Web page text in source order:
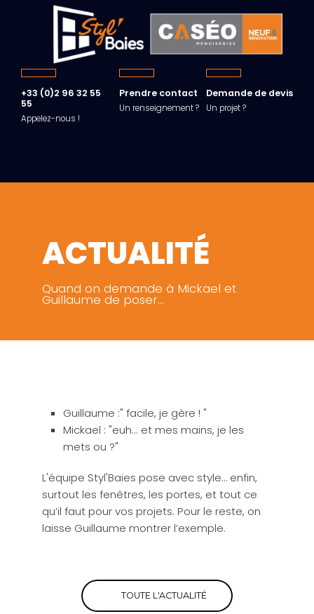
+33 (0)2 96 32 55
55
Appelez-nous !
Prendre contact
Un renseignement ?
Demande de devis
Un projet ?
ACTUALITÉ
Quand on demande à Mickael et
Guillaume de poser…
Guillaume :" facile, je gère ! "
Mickael : "euh... et mes mains, je les
mets ou ?"
L'équipe Styl'Baies pose avec style… enfin,
surtout les fenêtres, les portes, et tout ce
qu’il faut pour vos projets. Pour le reste, on
laisse Guillaume montrer l’exemple.
TOUTE L'ACTUALITÉ